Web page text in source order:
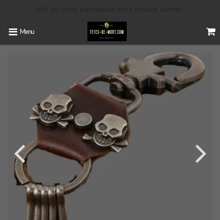
Menu